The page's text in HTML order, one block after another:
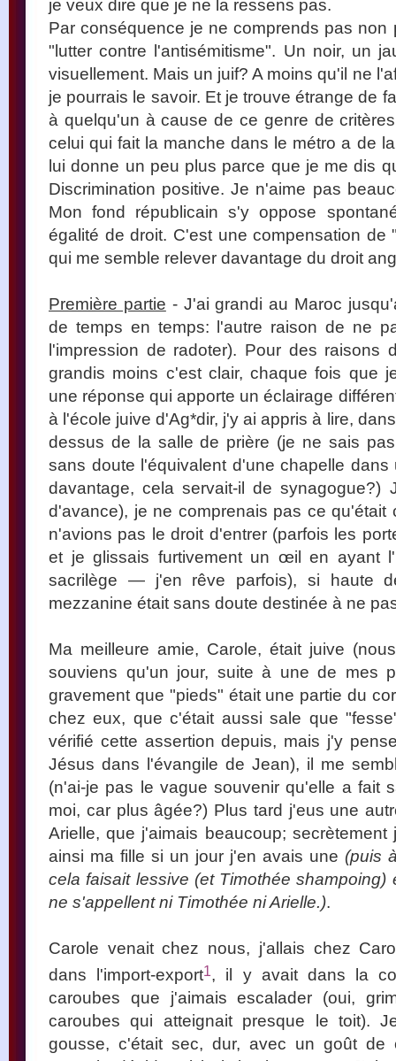
je veux dire que je ne la ressens pas.
Par conséquence je ne comprends pas
"lutter contre l'antisémitisme". Un noir, un
visuellement. Mais un juif? A moins qu'il ne
je pourrais le savoir. Et je trouve étrange de
à quelqu'un à cause de ce genre de
celui qui fait la manche dans le métro a de
lui donne un peu plus parce que je me dis
Discrimination positive. Je n'aime pas
Mon fond républicain s'y oppose
égalité de droit. C'est une compensation
qui me semble relever davantage du droit
Première partie - J'ai grandi au Maroc
de temps en temps: l'autre raison de ne
l'impression de radoter). Pour des raisons
grandis moins c'est clair, chaque fois que
une réponse qui apporte un éclairage
à l'école juive d'Ag*dir, j'y ai appris à lire,
dessus de la salle de prière (je ne sais
sans doute l'équivalent d'une chapelle
davantage, cela servait-il de synagogue?)
d'avance), je ne comprenais pas ce qu'était
n'avions pas le droit d'entrer (parfois les
et je glissais furtivement un œil en ayant
sacrilège — j'en rêve parfois), si haute
mezzanine était sans doute destinée à ne
Ma meilleure amie, Carole, était juive
souviens qu'un jour, suite à une de mes
gravement que "pieds" était une partie du
chez eux, que c'était aussi sale que
vérifié cette assertion depuis, mais j'y
Jésus dans l'évangile de Jean), il me
(n'ai-je pas le vague souvenir qu'elle a fait
moi, car plus âgée?) Plus tard j'eus une
Arielle, que j'aimais beaucoup;
ainsi ma fille si un jour j'en avais une (puis
cela faisait lessive (et Timothée
ne s'appellent ni Timothée ni Arielle.).
Carole venait chez nous, j'allais chez
dans l'import-export1, il y avait dans la
caroubes que j'aimais escalader (oui,
caroubes qui atteignait presque le toit).
gousse, c'était sec, dur, avec un goût de